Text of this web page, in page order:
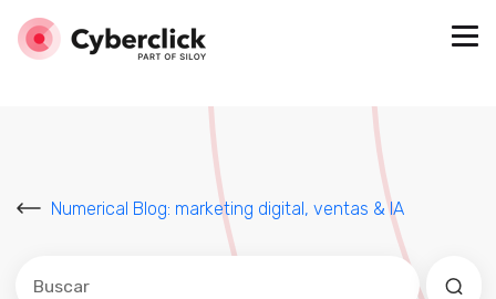
Numerical Blog: marketing digital, ventas & IA
Este es un campo de búsqueda con una función de